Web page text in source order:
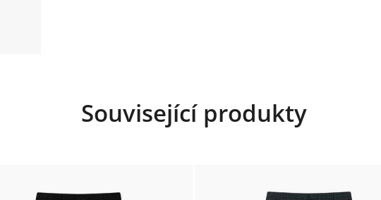
Související produkty